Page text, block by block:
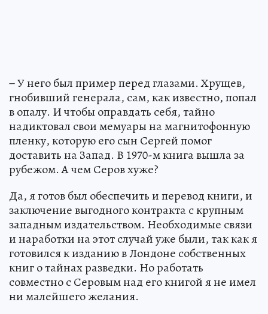
− У него был пример перед глазами. Хрущев,
гнобивший генерала, сам, как известно, попал
в опалу. И чтобы оправдать себя, тайно
надиктовал свои мемуары на магнитофонную
пленку, которую его сын Сергей помог
доставить на Запад. В 1970-м книга вышла за
рубежом. А чем Серов хуже?
Да, я готов был обеспечить и перевод книги, и
заключение выгодного контракта с крупным
западным издательством. Необходимые связи
и наработки на этот случай уже были, так как я
готовился к изданию в Лондоне собственных
книг о тайнах разведки. Но работать
совместно с Серовым над его книгой я не имел
ни малейшего желания.